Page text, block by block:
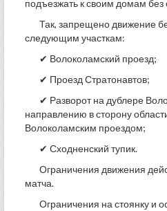
подъезжать к своим домам без
Так, запрещено движение
следующим участкам:
✔ Волоколамский проезд;
✔ Проезд Стратонавтов;
✔ Разворот на дублере
направлению в сторону
Волоколамским проездом;
✔ Сходненский тупик.
Ограничения движения
матча.
Ограничения на стоянку и